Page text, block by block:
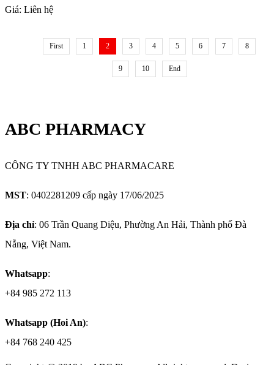
Giá: Liên hệ
First 1 2 3 4 5 6 7 8
9 10 End
ABC PHARMACY
CÔNG TY TNHH ABC PHARMACARE
MST: 0402281209 cấp ngày 17/06/2025
Địa chỉ: 06 Trần Quang Diệu, Phường An Hải, Thành phố Đà
Nẵng, Việt Nam.
Whatsapp:
+84 985 272 113
Whatsapp (Hoi An):
+84 768 240 425